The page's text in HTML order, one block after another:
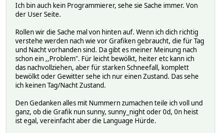
Ich bin auch kein Programmierer, sehe sie Sache immer. Von
der User Seite.
Rollen wir die Sache mal von hinten auf. Wenn ich dich richtig
verstehe werden nach wie vor Grafiken gebraucht, die für Tag
und Nacht vorhanden sind. Da gibt es meiner Meinung nach
schon ein ,,Problem". Für leicht bewölkt, heiter etc kann ich
das nachvollziehen, aber für starken Schneefall, komplett
bewölkt oder Gewitter sehe ich nur einen Zustand. Das sehe
ich keinen Tag/Nacht Zustand.
Den Gedanken alles mit Nummern zumachen teile ich voll und
ganz, ob die Grafik nun sunny, sunny_night oder 0d, 0n heist
ist egal, vereinfacht aber die Language Hürde.